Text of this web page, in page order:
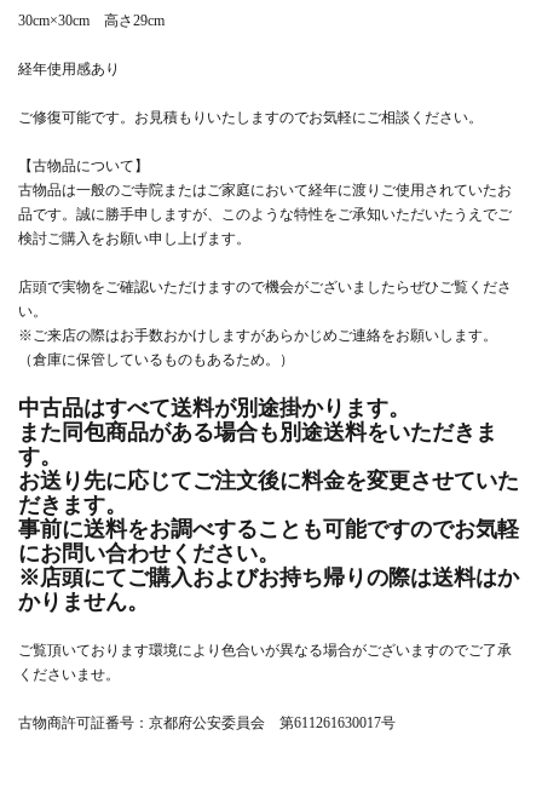
30cm×30cm 高さ29cm
経年使用感あり
ご修復可能です。お見積もりいたしますのでお気軽にご相談ください。
【古物品について】
古物品は一般のご寺院またはご家庭において経年に渡りご使用されていたお
品です。誠に勝手申しますが、このような特性をご承知いただいたうえでご
検討ご購入をお願い申し上げます。
店頭で実物をご確認いただけますので機会がございましたらぜひご覧くださ
い。
※ご来店の際はお手数おかけしますがあらかじめご連絡をお願いします。
（倉庫に保管しているものもあるため。）
中古品はすべて送料が別途掛かります。
また同包商品がある場合も別途送料をいただきま
す。
お送り先に応じてご注文後に料金を変更させていた
だきます。
事前に送料をお調べすることも可能ですのでお気軽
にお問い合わせください。
※店頭にてご購入およびお持ち帰りの際は送料はか
かりません。
ご覧頂いております環境により色合いが異なる場合がございますのでご了承
くださいませ。
古物商許可証番号：京都府公安委員会 第611261630017号